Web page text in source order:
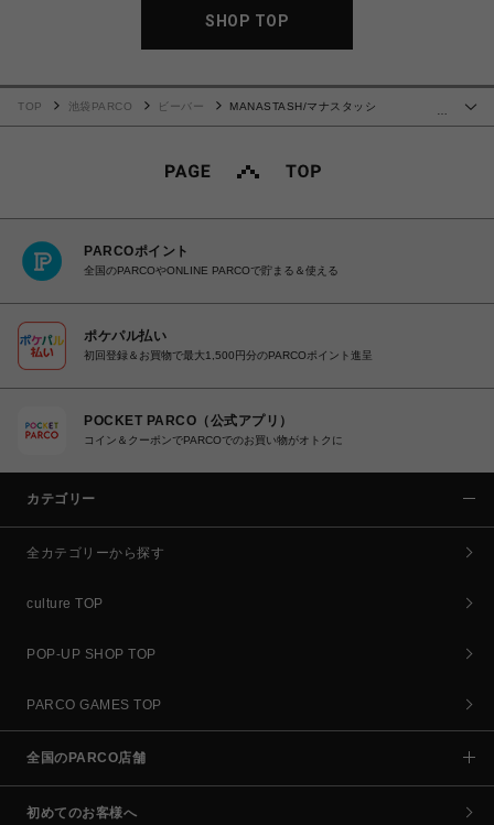
SHOP TOP
TOP 池袋PARCO ビーバー
MANASTASH/マナスタッシ
PARCOポイント
全国のPARCOやONLINE PARCOで貯まる＆使える
ポケパル払い
初回登録＆お買物で最大1,500円分のPARCOポイント進呈
POCKET PARCO（公式アプリ）
コイン＆クーポンでPARCOでのお買い物がオトクに
カテゴリー
全カテゴリーから探す
culture TOP
POP-UP SHOP TOP
PARCO GAMES TOP
全国のPARCO店舗
初めてのお客様へ